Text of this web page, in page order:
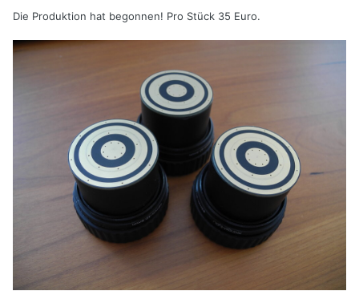
Die Produktion hat begonnen! Pro Stück 35 Euro.